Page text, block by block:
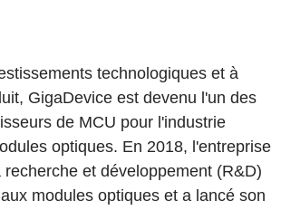
technologiques et à
GigaDevice est devenu l'un des
de MCU pour l'industrie
optiques. En 2018, l'entreprise
et développement (R&D)
modules optiques et a lancé son